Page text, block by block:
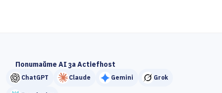
Попитайте AI за Actiefhost
ChatGPT Claude Gemini Grok